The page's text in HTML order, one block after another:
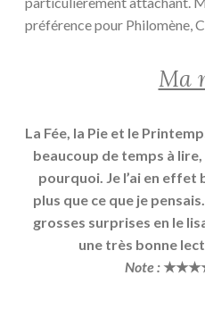
préférence pour Philomène,
Ma
La Fée, la Pie et le
beaucoup de temps à
pourquoi. Je l’ai en effet
plus que ce que je
grosses surprises en le
une très bonne
Note :